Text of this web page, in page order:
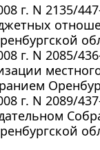
г. N 2135/
г. N 2085/
г. N 2089/